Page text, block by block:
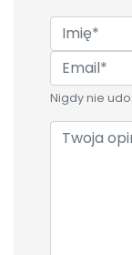
Nigdy nie